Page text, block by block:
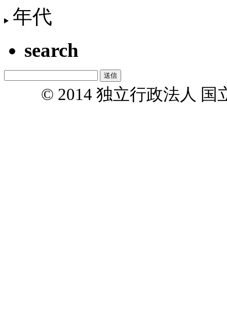
年代
search
© 2014 独立行政法人 国